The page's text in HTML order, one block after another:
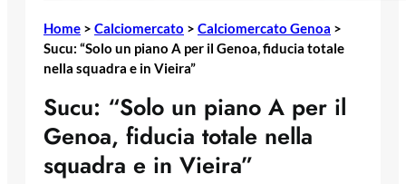
Home > Calciomercato > Calciomercato Genoa >
Sucu: “Solo un piano A per il Genoa, fiducia totale
nella squadra e in Vieira”
Sucu: “Solo un piano A per il
Genoa, fiducia totale nella
squadra e in Vieira”